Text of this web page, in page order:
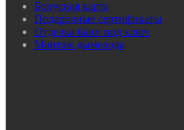
Бонусная карта
Подарочные сертификаты
Отделка бани под ключ
Монтаж дымохода